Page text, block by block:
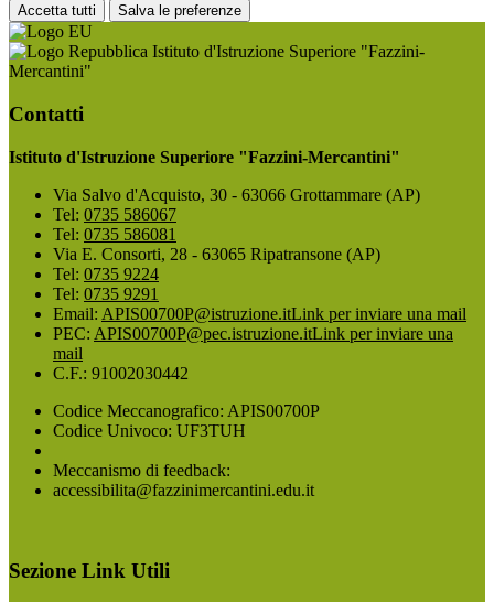
Accetta tutti Salva le preferenze
Istituto d'Istruzione Superiore "Fazzini-
Mercantini"
Contatti
Istituto d'Istruzione Superiore "Fazzini-Mercantini"
Via Salvo d'Acquisto, 30 - 63066 Grottammare (AP)
Tel: 0735 586067
Tel: 0735 586081
Via E. Consorti, 28 - 63065 Ripatransone (AP)
Tel: 0735 9224
Tel: 0735 9291
Email: APIS00700P@istruzione.itLink per inviare una mail
PEC: APIS00700P@pec.istruzione.itLink per inviare una
mail
C.F.: 91002030442
Codice Meccanografico: APIS00700P
Codice Univoco: UF3TUH
Meccanismo di feedback:
accessibilita@fazzinimercantini.edu.it
Sezione Link Utili